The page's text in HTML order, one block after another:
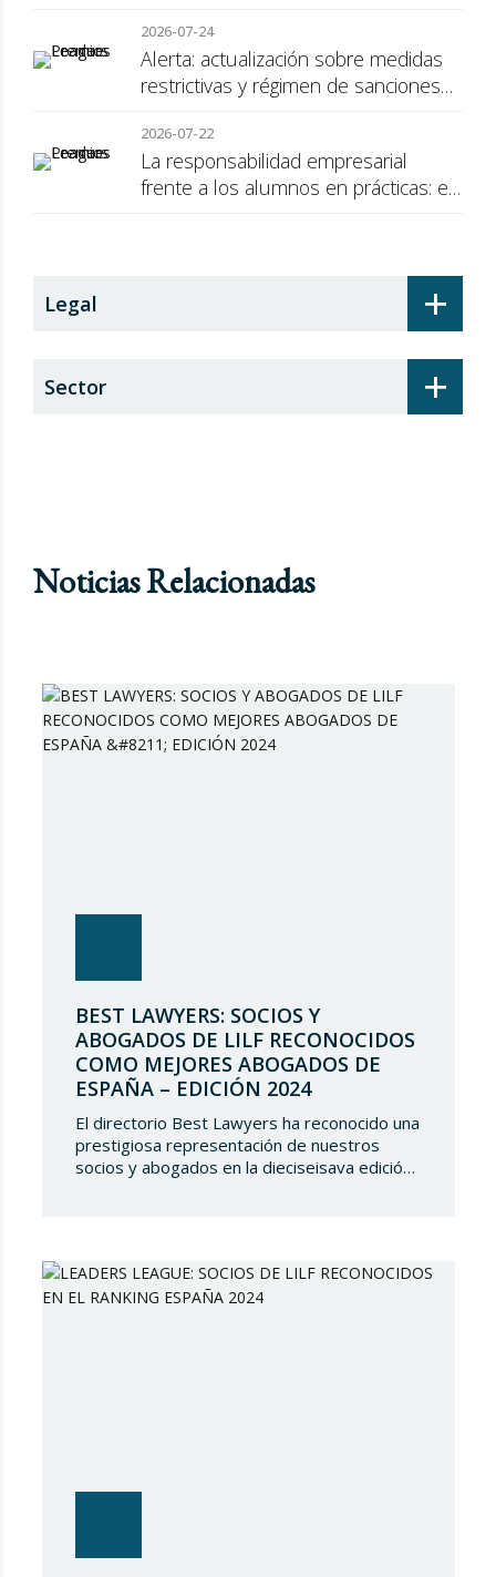
2026-07-24
Alerta: actualización sobre medidas
restrictivas y régimen de sanciones
2026-07-22
La responsabilidad empresarial
frente a los alumnos en prácticas: el
+
Legal
+
Sector
Noticias Relacionadas
BEST LAWYERS: SOCIOS Y
ABOGADOS DE LILF RECONOCIDOS
COMO MEJORES ABOGADOS DE
ESPAÑA – EDICIÓN 2024
El directorio Best Lawyers ha reconocido una
prestigiosa representación de nuestros
socios y abogados en la dieciseisava edición
continuar estando presentes en tan selecto
directorio demostrando nuestro talento